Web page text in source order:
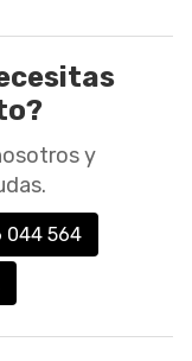
y
044 564